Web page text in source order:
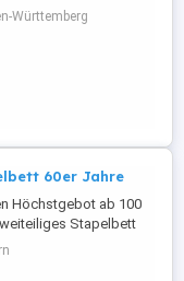
brummt manchmal
teilweise von außen
Hat aber keine
Württemberg
60er Jahre
Höchstgebot ab 100
Stapelbett
Rolf Heide) bei
und